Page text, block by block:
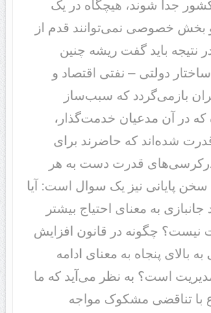
کشور جدا شوند، هیچگاه در یک
و بخش خصوصی نمی‌توانند قدم از
نتیجه باید گفت ریشه چنین
ساختار دولتی – نفتی اقتصاد و
بازمی‌گردد که سبب‌ساز
در آن مدعیان خدمت‌گذار،
شده‌اند که حاضرند برای
قدرت دست به هر
سخن پایانی نیز یک سوال است: آیا
به معنای احتیاج بیشتر
نیست؟ چگونه در قانون افزایش
بالای پنجاه به معنای ادامه
است؟ به نظر می‌آید که ما
با تناقضی مشکوک مواجه